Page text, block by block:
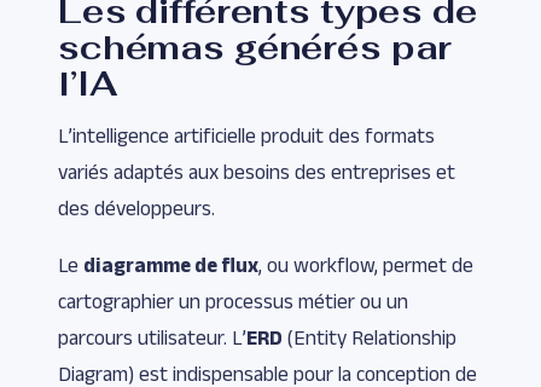
Les différents types de
schémas générés par
l’IA
L’intelligence artificielle produit des formats
variés adaptés aux besoins des entreprises et
des développeurs.
Le diagramme de flux, ou workflow, permet de
cartographier un processus métier ou un
parcours utilisateur. L’ERD (Entity Relationship
Diagram) est indispensable pour la conception de